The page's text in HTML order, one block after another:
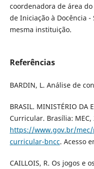
coordenadora de área
de Iniciação à Docência -
mesma instituição.
Referências
BARDIN, L. Análise de
BRASIL. MINISTÉRIO DA
Curricular. Brasília:
https://www.gov.br/
curricular-bncc. Acesso
CAILLOIS, R. Os jogos e